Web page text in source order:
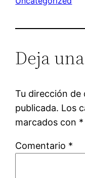
Deja
Tu dirección de
publicada. Los
marcados con *
Comentario *